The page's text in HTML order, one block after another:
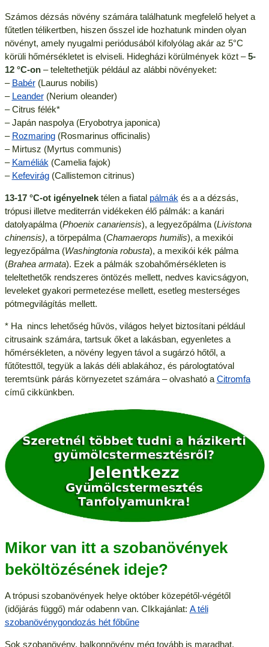
Számos dézsás növény számára találhatunk megfelelő helyet a
fűtetlen télikertben, hiszen ősszel ide hozhatunk minden olyan
növényt, amely nyugalmi periódusából kifolyólag akár az 5°C
körüli hőmérsékletet is elviseli. Hidegházi körülmények közt –5-
12 °C-on– teleltethetjük például az alábbi növényeket:
– Babér(Laurus nobilis)
– Leander(Nerium oleander)
– Citrus félék*
– Japán naspolya (Eryobotrya japonica)
– Rozmaring(Rosmarinus officinalis)
– Mirtusz (Myrtus communis)
– Kaméliák (Camelia fajok)
– Kefevirág(Callistemon citrinus)
13-17 °C-ot igényelnektélen a fiatal pálmák és a a dézsás,
trópusi illetve mediterrán vidékeken élő pálmák: a kanári
datolyapálma (Phoenix canariensis), a legyezőpálma (Livistona
chinensis), a törpepálma (Chamaerops humilis), a mexikói
legyezőpálma (Washingtonia robusta), a mexikói kék pálma
(Brahea armata). Ezek a pálmák szobahőmérsékleten is
teleltethetők rendszeres öntözés mellett, nedves kavicságyon,
leveleket gyakori permetezése mellett, esetleg mesterséges
pótmegvilágítás mellett.
* Ha nincs lehetőség hűvös, világos helyet biztosítani például
citrusaink számára, tartsuk őket a lakásban, egyenletes a
hőmérsékleten, a növény legyen távol a sugárzó hőtől, a
fűtőtesttől, tegyük a lakás déli ablakához, és párologtatóval
teremtsünk párás környezetet számára – olvasható a Citromfa
című cikkünkben.
Mikor van itt a szobanövények
beköltözésének ideje?
A trópusi szobanövények helye október közepétől-végétől
(időjárás függő) már odabenn van. CIkkajánlat: A téli
szobanövénygondozás hét főbűne
Sok szobanövény, balkonnövény még tovább is maradhat.